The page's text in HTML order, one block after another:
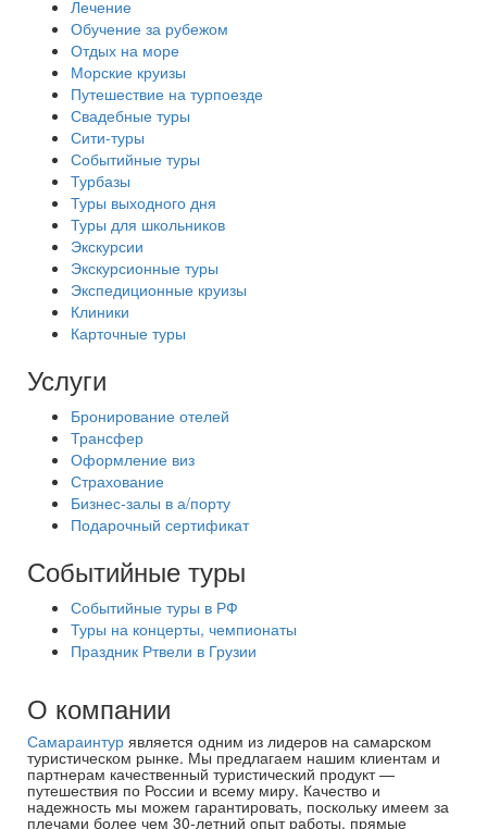
Лечение
Обучение за рубежом
Отдых на море
Морские круизы
Путешествие на турпоезде
Свадебные туры
Сити-туры
Событийные туры
Турбазы
Туры выходного дня
Туры для школьников
Экскурсии
Экскурсионные туры
Экспедиционные круизы
Клиники
Карточные туры
Услуги
Бронирование отелей
Трансфер
Оформление виз
Страхование
Бизнес-залы в а/порту
Подарочный сертификат
Событийные туры
Событийные туры в РФ
Туры на концерты, чемпионаты
Праздник Ртвели в Грузии
О компании
Самараинтур является одним из лидеров на самарском
туристическом рынке. Мы предлагаем нашим клиентам и
партнерам качественный туристический продукт —
путешествия по России и всему миру. Качество и
надежность мы можем гарантировать, поскольку имеем за
плечами более чем 30-летний опыт работы, прямые